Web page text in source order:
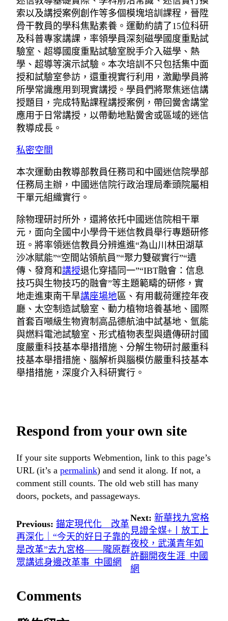
索以及講授案例創作等多個模塊培訓課程，晉陞
骨干教員的學科焦點素養。運動約請了15位科研
及科普專家講課，率領學員深刻磁學國度重點試
驗室、超導國度重點試驗室脫手介入磁學、熱
學、超導等演示試驗。本次培訓不只包括集中面
授和試驗室參訪，還重視實行利用，激勵學員將
所學常識應用到現實講授。學員們將聚焦迷信講
授題目，完成特點課程講授案例，帶回黌舍講堂
應用于日常講授，以帶動地點黌舍或區域的迷信
教導成長。
私密空間
本次運動由教導部教員任務司和中國迷信院學部
任務局主辦，中國迷信院行政治理局牽頭院屬相
干單元組織實行。
除物理研討所外，還將依托中國迷信院相干單
元，面向全國中小學骨干迷信教員舉行專題研修
班。將率領迷信教員分辨進進“為山川林田湖草
沙冰賦能”“空間站領航員”“聚力雙碳實行”“遺
傳、發育和講授退化穿插同一”“IBT融會：信息
技巧與生物技巧的融會”等主題範疇的研修，實
地走進東南干旱講座場地區、有用載荷運控年夜
廳、太空制造試驗室、動力植物培養基地、國際
首套百噸級生物資制高品德航油中試基地、氫能
與燃料電池試驗室、形式植物表型與遺傳研討國
度嚴重科技基本舉措措施、分解生物研討嚴重科
技基本舉措措施、腦解析與腦模仿嚴重科技基本
舉措措施，深度介入科研實行。
Respond from your own site
If your site supports Webmention, link to this page’s
URL (it’s a permalink) and send it along. If not, a
comment still counts. The old web still has many
doors, pockets, and passageways.
Previous: 錨定現代化 改革
再深化｜“今天的好日子靠的
是改革”去九宮格——隴原群
眾講述身邊改革事_中國網
Next: 新華找九宮格
見證全媒+丨放工上
夜校，武漢青年如
許翻開夜生涯_中國
網
Comments